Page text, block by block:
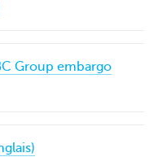
Group embargo